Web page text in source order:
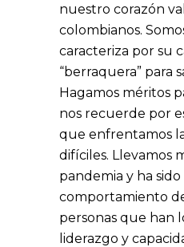
nuestro corazón
colombianos.
caracteriza por su
“berraquera” para
Hagamos méritos
nos recuerde por
que enfrentamos
difíciles. Llevamos
pandemia y ha sido
comportamiento
personas que han
liderazgo y